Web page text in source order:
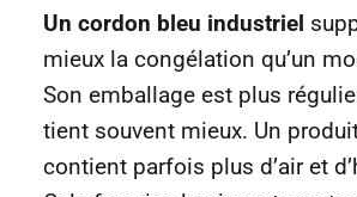
Un cordon bleu industriel
mieux la congélation qu’un
Son emballage est plus
tient souvent mieux. Un
contient parfois plus d’air et